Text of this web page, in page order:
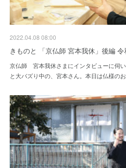
2022.04.08 08:00
きものと 「京仏師 宮本我休」後編
京仏師 宮本我休さまにインタビューに伺
と大バズり中の、宮本さん。本日は仏様の